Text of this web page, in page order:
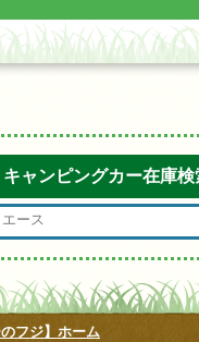
キャンピングカー在庫検
フジ】ホーム